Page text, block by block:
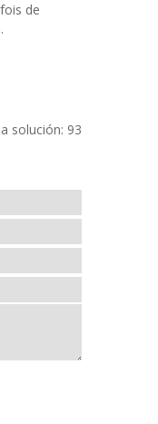
de